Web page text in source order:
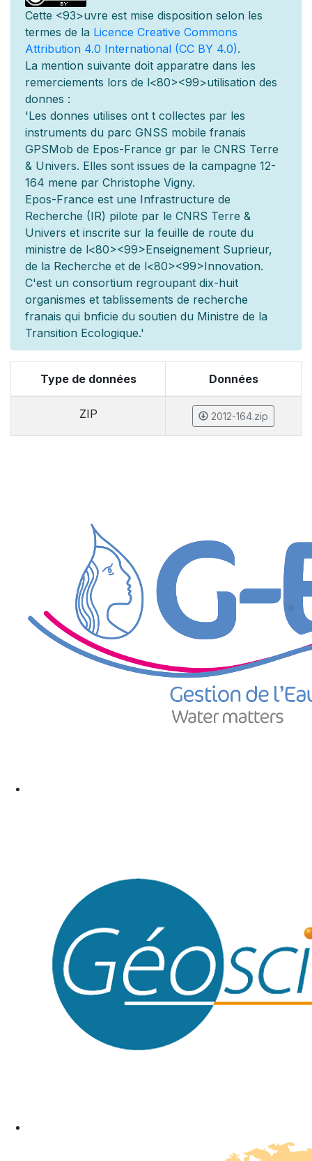
Cette <93>uvre est mise disposition selon les
termes de la Licence Creative Commons
Attribution 4.0 International (CC BY 4.0).
La mention suivante doit apparatre dans les
remerciements lors de l<80><99>utilisation des
donnes :
'Les donnes utilises ont t collectes par les
instruments du parc GNSS mobile franais
GPSMob de Epos-France gr par le CNRS Terre
& Univers. Elles sont issues de la campagne 12-
164 mene par Christophe Vigny.
Epos-France est une Infrastructure de
Recherche (IR) pilote par le CNRS Terre &
Univers et inscrite sur la feuille de route du
ministre de l<80><99>Enseignement Suprieur,
de la Recherche et de l<80><99>Innovation.
C'est un consortium regroupant dix-huit
organismes et tablissements de recherche
franais qui bnficie du soutien du Ministre de la
Transition Ecologique.'
Type de données Données
ZIP 2012-164.zip